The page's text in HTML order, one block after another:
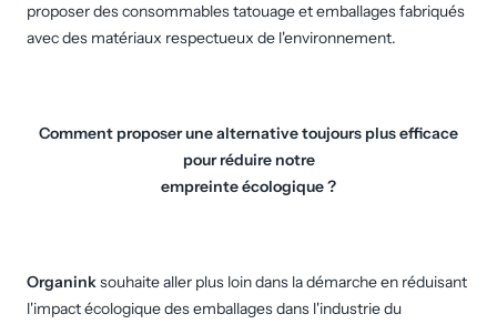
proposer des consommables tatouage et emballages fabriqués
avec des matériaux respectueux de l'environnement.
Comment proposer une alternative toujours plus efficace
pour réduire notre
empreinte écologique ?
Organinksouhaite aller plus loin dans la démarche en réduisant
l'impact écologique des emballages dans l'industrie du